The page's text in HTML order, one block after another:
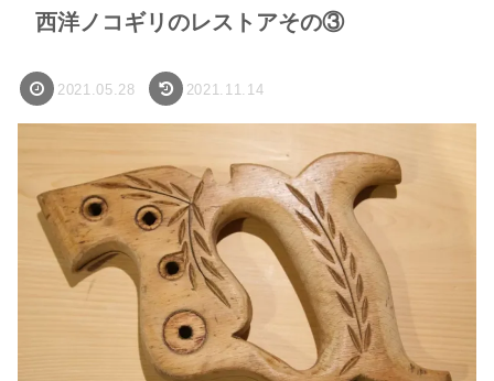
西洋ノコギリのレストアその③
2021.05.28 2021.11.14